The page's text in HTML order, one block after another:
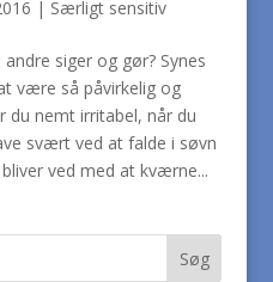
| Særligt sensitiv
siger og gør? Synes
være så påvirkelig og
nemt irritabel, når du
svært ved at falde i søvn
ved med at kværne...